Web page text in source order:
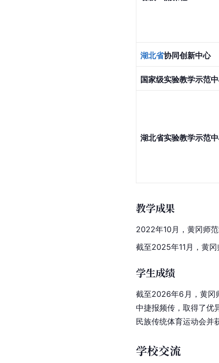
湖北省协同创新中心
国家级实验教学示范
湖北省实验教学示范
教学成果
2022年10月，黄冈师
截至2025年11月，黄
学生成绩
截至2026年6月，黄冈
中捷报频传，取得了优
民族传统体育运动会并
学校交流